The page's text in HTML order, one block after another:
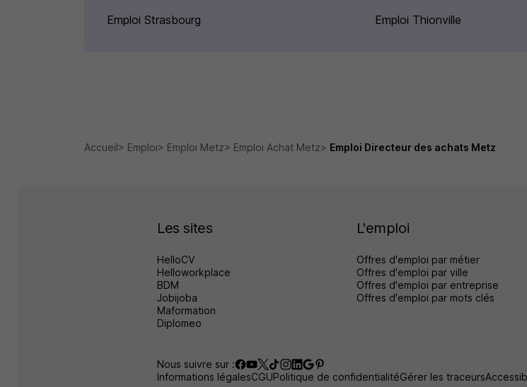
Emploi Strasbourg
Emploi Thionville
Accueil Emploi Emploi Metz Emploi Achat Metz Emploi Directeur des achats Metz
Les sites
HelloCV
Helloworkplace
BDM
Jobijoba
Maformation
Diplomeo
L'emploi
Offres d'emploi par métier
Offres d'emploi par ville
Offres d'emploi par entreprise
Offres d'emploi par mots clés
Nous suivre sur :
Informations légalesCGUPolitique de confidentialitéGérer les traceurs